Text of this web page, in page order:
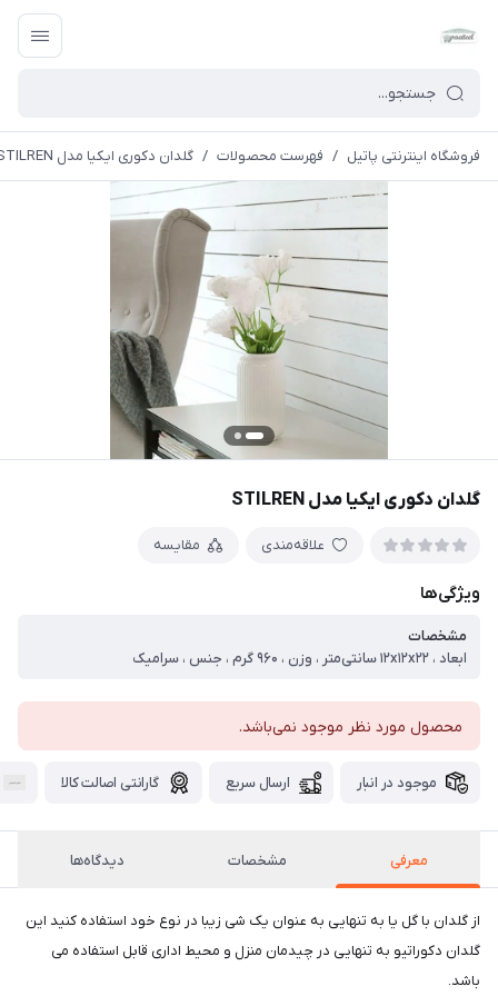
فروشگاه اینترنتی پاتیل / فهرست محصولات / گلدان دکوری ایکیا مدل STILREN
گلدان دکوری ایکیا مدل STILREN
علاقه‌مندی مقایسه
ویژگی‌ها
مشخصات
ابعاد ، ۱۲x۱۲x۲۲ سانتی‌متر ، وزن ، ۹۶۰ گرم ، جنس ، سرامیک
محصول مورد نظر موجود نمی‌باشد.
موجود در انبار ارسال سریع گارانتی اصالت کالا
معرفی مشخصات دیدگاه‌ها
از گلدان با گل یا به تنهایی به عنوان یک شی زیبا در نوع خود استفاده کنید این
گلدان دکوراتیو به تنهایی در چیدمان منزل و محیط اداری قابل استفاده می
باشد.